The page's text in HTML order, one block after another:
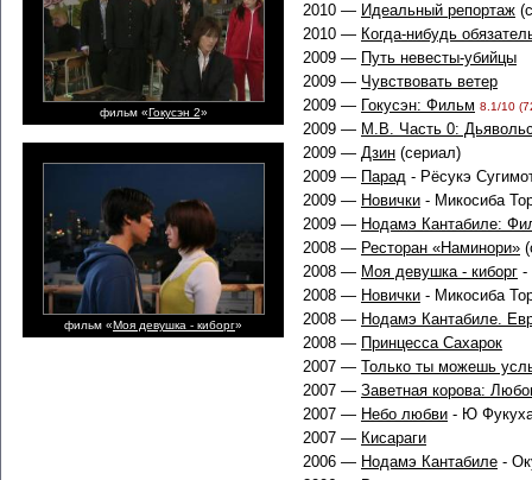
фильм «Гокусэн 2»
фильм «Моя девушка - киборг»
2010 — Идеальный репортаж
2010 — Когда-нибудь
2009 — Путь невесты-убийцы
2009 — Чувствовать ветер
2009 — Гокусэн: Фильм 8.1/10
2009 — M.B. Чacть 0:
2009 — Дзин (сериал)
2009 — Парад - Рёсукэ
2009 — Новички - Микосиба
2009 — Нодамэ Кантабиле:
2008 — Ресторан «Наминори»
2008 — Моя девушка - киборг -
2008 — Новички - Микосиба
2008 — Нодамэ Кантабиле.
2008 — Принцесса Сахарок
2007 — Только ты можешь
2007 — Заветная корова:
2007 — Небо любви - Ю
2007 — Кисараги
2006 — Нодамэ Кантабиле -